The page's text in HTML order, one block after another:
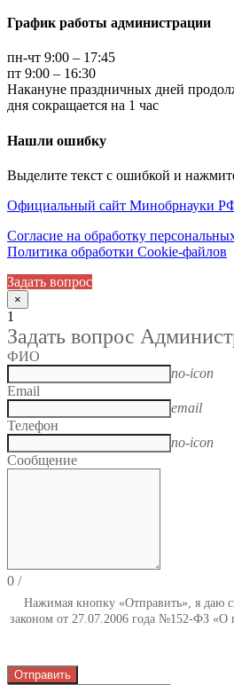
График работы администрации
пн-чт 9:00 – 17:45
пт 9:00 – 16:30
Накануне праздничных дней
дня сокращается на 1 час
Нашли ошибку
Выделите текст с ошибкой и
Официальный сайт Минобрнауки
Согласие на обработку
Политика обработки Cookie-файлов
Задать вопрос
×
1
Задать вопрос
ФИО
no-icon
Email
email
Телефон
no-icon
Сообщение
0 /
Нажимая кнопку «Отправить», я даю
законом от 27.07.2006 года №152-ФЗ «О
Отправить